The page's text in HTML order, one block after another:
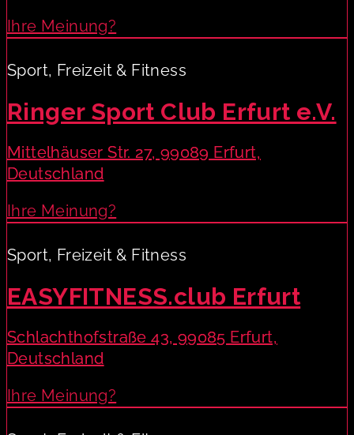
Ihre Meinung?
Sport, Freizeit & Fitness
Ringer Sport Club Erfurt e.V.
Mittelhäuser Str. 27, 99089 Erfurt,
Deutschland
Ihre Meinung?
Sport, Freizeit & Fitness
EASYFITNESS.club Erfurt
Schlachthofstraße 43, 99085 Erfurt,
Deutschland
Ihre Meinung?